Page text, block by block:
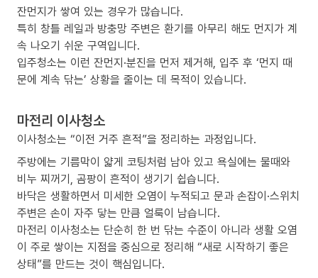
잔먼지가 쌓여 있는 경우가 많습니다.
특히 창틀 레일과 방충망 주변은 환기를 아무리 해도 먼지가 계
속 나오기 쉬운 구역입니다.
입주청소는 이런 잔먼지·분진을 먼저 제거해, 입주 후 ‘먼지 때
문에 계속 닦는’ 상황을 줄이는 데 목적이 있습니다.
마전리 이사청소
이사청소는 “이전 거주 흔적”을 정리하는 과정입니다.
주방에는 기름막이 얇게 코팅처럼 남아 있고 욕실에는 물때와
비누 찌꺼기, 곰팡이 흔적이 생기기 쉽습니다.
바닥은 생활하면서 미세한 오염이 누적되고 문과 손잡이·스위치
주변은 손이 자주 닿는 만큼 얼룩이 남습니다.
마전리 이사청소는 단순히 한 번 닦는 수준이 아니라 생활 오염
이 주로 쌓이는 지점을 중심으로 정리해 “새로 시작하기 좋은
상태”를 만드는 것이 핵심입니다.